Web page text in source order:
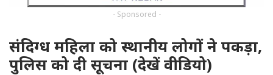
- Sponsored -
संदिग्ध महिला को स्थानीय लोगों ने पकड़ा,
पुलिस को दी सूचना (देखें वीडियो)